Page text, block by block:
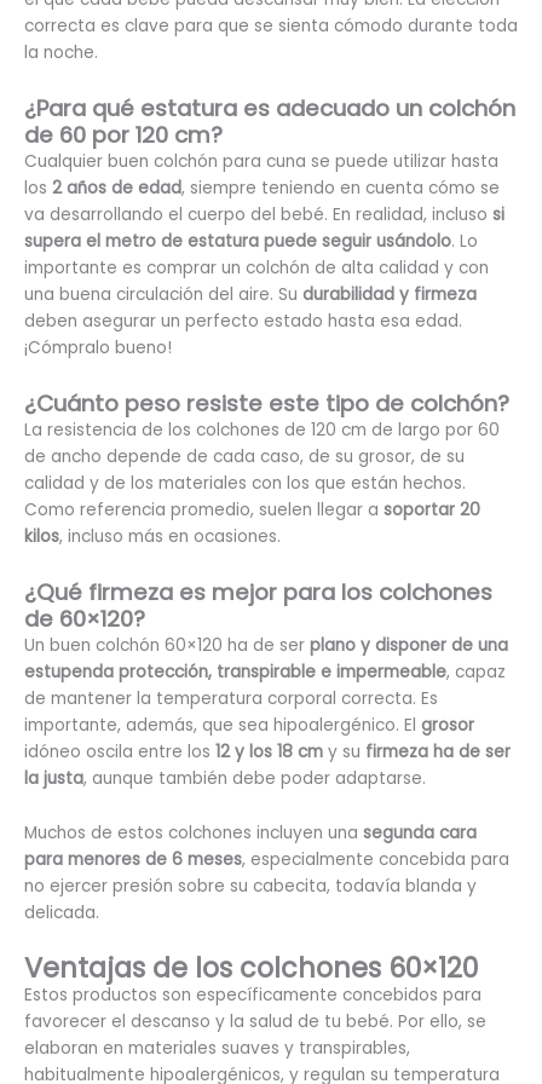
correcta es clave para que se sienta cómodo durante toda
la noche.
¿Para qué estatura es adecuado un colchón
de 60 por 120 cm?
Cualquier buen colchón para cuna se puede utilizar hasta
los 2 años de edad, siempre teniendo en cuenta cómo se
va desarrollando el cuerpo del bebé. En realidad, incluso si
supera el metro de estatura puede seguir usándolo. Lo
importante es comprar un colchón de alta calidad y con
una buena circulación del aire. Su durabilidad y firmeza
deben asegurar un perfecto estado hasta esa edad.
¡Cómpralo bueno!
¿Cuánto peso resiste este tipo de colchón?
La resistencia de los colchones de 120 cm de largo por 60
de ancho depende de cada caso, de su grosor, de su
calidad y de los materiales con los que están hechos.
Como referencia promedio, suelen llegar a soportar 20
kilos, incluso más en ocasiones.
¿Qué firmeza es mejor para los colchones
de 60×120?
Un buen colchón 60×120 ha de ser plano y disponer de una
estupenda protección, transpirable e impermeable, capaz
de mantener la temperatura corporal correcta. Es
importante, además, que sea hipoalergénico. El grosor
idóneo oscila entre los 12 y los 18 cm y su firmeza ha de ser
la justa, aunque también debe poder adaptarse.
Muchos de estos colchones incluyen una segunda cara
para menores de 6 meses, especialmente concebida para
no ejercer presión sobre su cabecita, todavía blanda y
delicada.
Ventajas de los colchones 60×120
Estos productos son específicamente concebidos para
favorecer el descanso y la salud de tu bebé. Por ello, se
elaboran en materiales suaves y transpirables,
habitualmente hipoalergénicos, y regulan su temperatura